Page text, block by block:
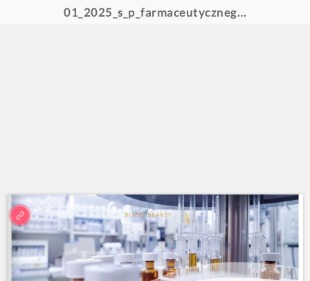
01_2025_s_p_farmaceutycznego_internet